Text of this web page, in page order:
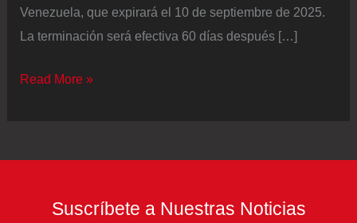
Venezuela, que expirará el 10 de septiembre de 2025.
La terminación será efectiva 60 días después […]
La
Read More »
Suscríbete a Nuestras Noticias